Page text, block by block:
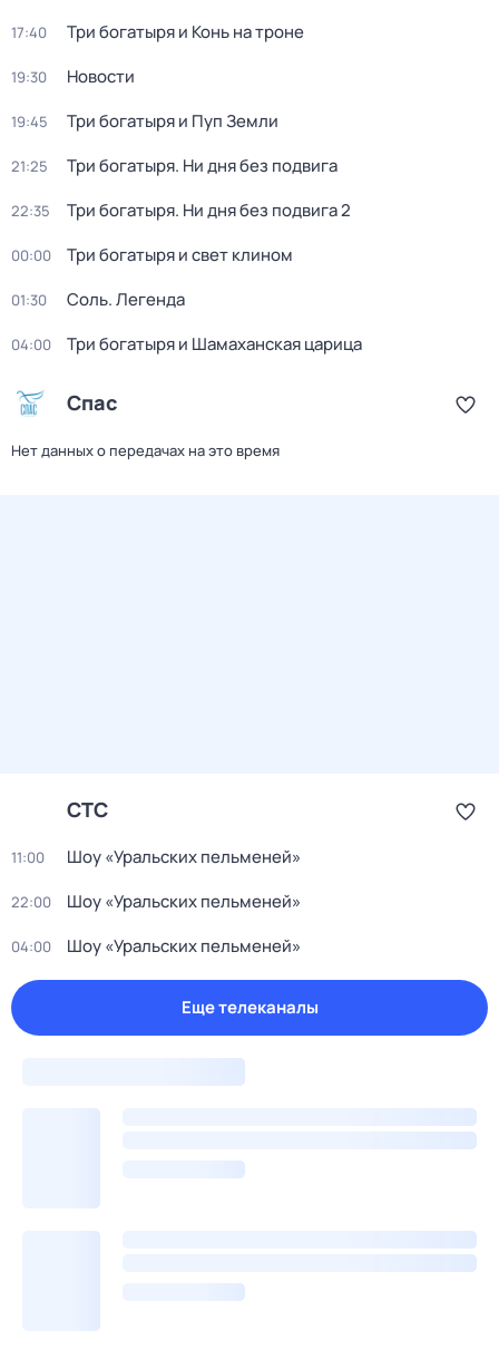
17:40 Три богатыря и Конь на троне
19:30 Новости
19:45 Три богатыpя и Пyп Земли
21:25 Три богатыря. Ни дня без подвига
22:35 Три богатыря. Ни дня без подвига 2
00:00 Три богaтыpя и свет клином
01:30 Соль. Легенда
04:00 Три богатыря и Шамаханская царица
Спас
Нет данных о передачах на это время
СТС
11:00 Шоу «Уральских пельменей»
22:00 Шоу «Уральских пельменей»
04:00 Шоу «Уральских пельменей»
Еще телеканалы